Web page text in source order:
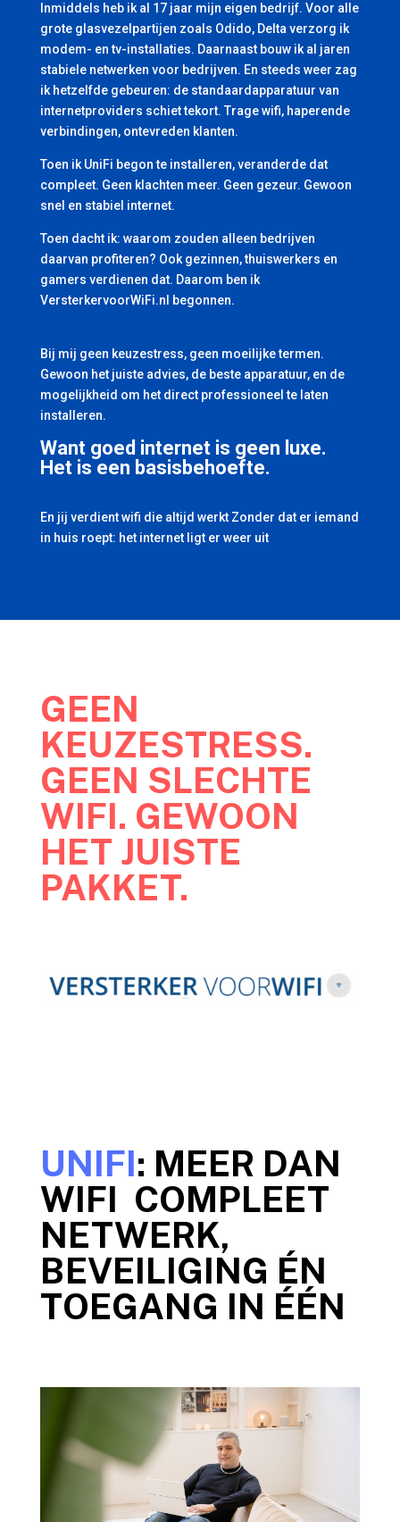
Inmiddels heb ik al 17 jaar mijn eigen bedrijf. Voor alle
grote glasvezelpartijen zoals Odido, Delta verzorg ik
modem- en tv-installaties. Daarnaast bouw ik al jaren
stabiele netwerken voor bedrijven. En steeds weer zag
ik hetzelfde gebeuren: de standaardapparatuur van
internetproviders schiet tekort. Trage wifi, haperende
verbindingen, ontevreden klanten.
Toen ik UniFi begon te installeren, veranderde dat
compleet. Geen klachten meer. Geen gezeur. Gewoon
snel en stabiel internet.
Toen dacht ik: waarom zouden alleen bedrijven
daarvan profiteren? Ook gezinnen, thuiswerkers en
gamers verdienen dat. Daarom ben ik
VersterkervoorWiFi.nl begonnen.
Bij mij geen keuzestress, geen moeilijke termen.
Gewoon het juiste advies, de beste apparatuur, en de
mogelijkheid om het direct professioneel te laten
installeren.
Want goed internet is geen luxe.
Het is een basisbehoefte.
En jij verdient wifi die altijd werkt Zonder dat er iemand
in huis roept: het internet ligt er weer uit
GEEN
KEUZESTRESS.
GEEN SLECHTE
WIFI. GEWOON
HET JUISTE
PAKKET.
UNIFI: MEER DAN
WIFI COMPLEET
NETWERK,
BEVEILIGING ÉN
TOEGANG IN ÉÉN